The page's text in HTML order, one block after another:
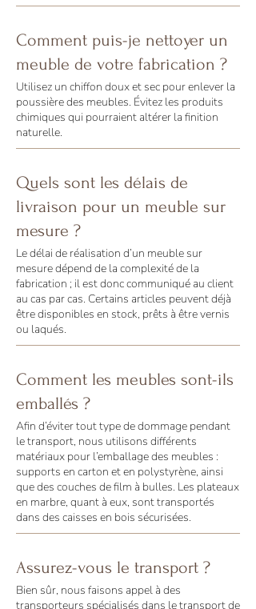
Comment puis-je nettoyer un
meuble de votre fabrication ?
Utilisez un chiffon doux et sec pour enlever la
poussière des meubles. Évitez les produits
chimiques qui pourraient altérer la finition
naturelle.
Quels sont les délais de
livraison pour un meuble sur
mesure ?
Le délai de réalisation d’un meuble sur
mesure dépend de la complexité de la
fabrication ; il est donc communiqué au client
au cas par cas. Certains articles peuvent déjà
être disponibles en stock, prêts à être vernis
ou laqués.
Comment les meubles sont-ils
emballés ?
Afin d’éviter tout type de dommage pendant
le transport, nous utilisons différents
matériaux pour l’emballage des meubles :
supports en carton et en polystyrène, ainsi
que des couches de film à bulles. Les plateaux
en marbre, quant à eux, sont transportés
dans des caisses en bois sécurisées.
Assurez-vous le transport ?
Bien sûr, nous faisons appel à des
transporteurs spécialisés dans le transport de